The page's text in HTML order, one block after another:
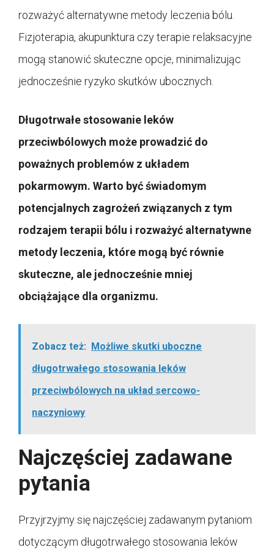
rozważyć alternatywne metody leczenia bólu.
Fizjoterapia, akupunktura czy terapie relaksacyjne
mogą stanowić skuteczne opcje, minimalizując
jednocześnie ryzyko skutków ubocznych.
Długotrwałe stosowanie leków
przeciwbólowych może prowadzić do
poważnych problemów z układem
pokarmowym. Warto być świadomym
potencjalnych zagrożeń związanych z tym
rodzajem terapii bólu i rozważyć alternatywne
metody leczenia, które mogą być równie
skuteczne, ale jednocześnie mniej
obciążające dla organizmu.
Zobacz też: Możliwe skutki uboczne
długotrwałego stosowania leków
przeciwbólowych na układ sercowo-
naczyniowy
Najczęściej zadawane
pytania
Przyjrzyjmy się najczęściej zadawanym pytaniom
dotyczącym długotrwałego stosowania leków